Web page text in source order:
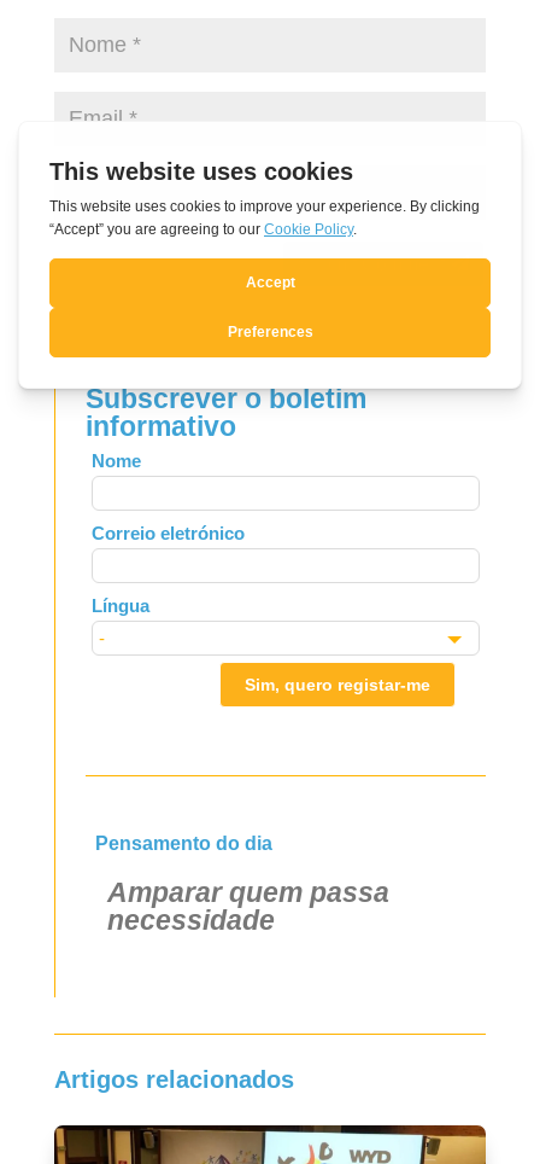
Submit Comment
Subscrever o boletim
informativo
Leave
this
field
blank
Nome
Correio eletrónico
Língua
Sim, quero registar-me
Pensamento do dia
Amparar quem passa
necessidade
Artigos relacionados